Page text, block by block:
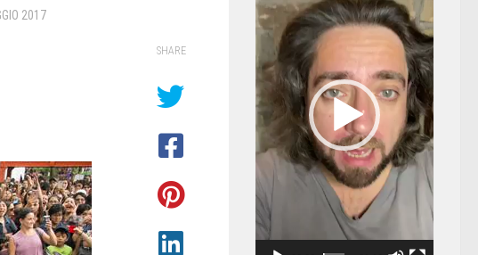
2017
SHARE